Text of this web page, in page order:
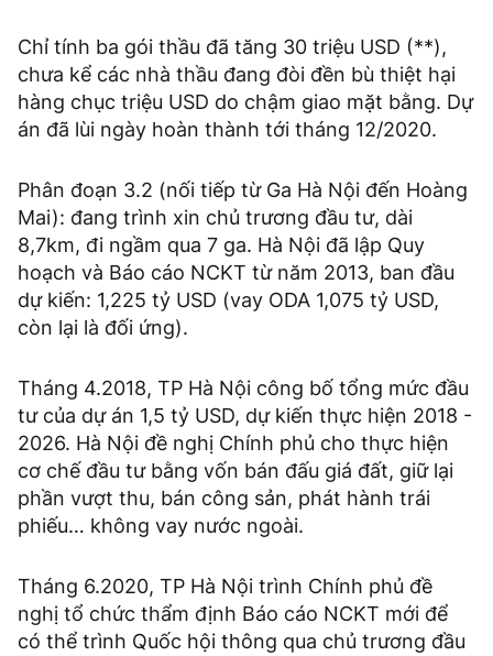
Chỉ tính ba gói thầu đã tăng 30 triệu USD (**),
chưa kể các nhà thầu đang đòi đền bù thiệt hại
hàng chục triệu USD do chậm giao mặt bằng. Dự
án đã lùi ngày hoàn thành tới tháng 12/2020.
Phân đoạn 3.2 (nối tiếp từ Ga Hà Nội đến Hoàng
Mai): đang trình xin chủ trương đầu tư, dài
8,7km, đi ngầm qua 7 ga. Hà Nội đã lập Quy
hoạch và Báo cáo NCKT từ năm 2013, ban đầu
dự kiến: 1,225 tỷ USD (vay ODA 1,075 tỷ USD,
còn lại là đối ứng).
Tháng 4.2018, TP Hà Nội công bố tổng mức đầu
tư của dự án 1,5 tỷ USD, dự kiến thực hiện 2018 -
2026. Hà Nội đề nghị Chính phủ cho thực hiện
cơ chế đầu tư bằng vốn bán đấu giá đất, giữ lại
phần vượt thu, bán công sản, phát hành trái
phiếu… không vay nước ngoài.
Tháng 6.2020, TP Hà Nội trình Chính phủ đề
nghị tổ chức thẩm định Báo cáo NCKT mới để
có thể trình Quốc hội thông qua chủ trương đầu